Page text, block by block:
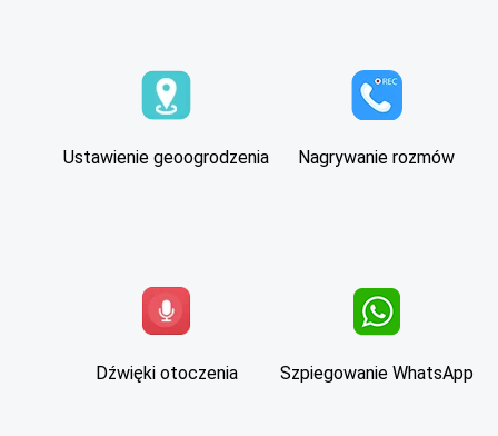
Ustawienie geoogrodzenia Nagrywanie rozmów
Dźwięki otoczenia Szpiegowanie WhatsApp